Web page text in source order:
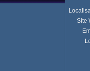
Site